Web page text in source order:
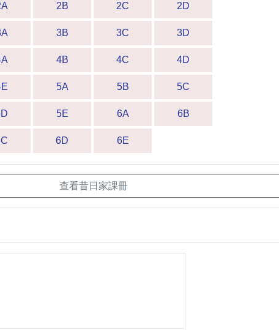
2B 2C 2D
3B 3C 3D
4B 4C 4D
5A 5B 5C
5E 6A 6B
6D 6E
查看昔日家課冊